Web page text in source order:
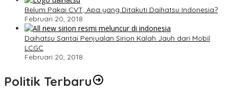
Belum Pakai CVT, Apa yang Ditakuti Daihatsu Indonesia?
Februari 20, 2018
Daihatsu Santai Penjualan Sirion Kalah Jauh dari Mobil
LCGC
Februari 20, 2018
Politik Terbaru